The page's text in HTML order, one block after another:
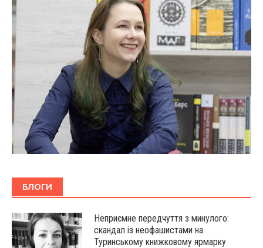
БЛОГИ
Неприємне передчуття з минулого:
скандал із неофашистами на
Туринському книжковому ярмарку